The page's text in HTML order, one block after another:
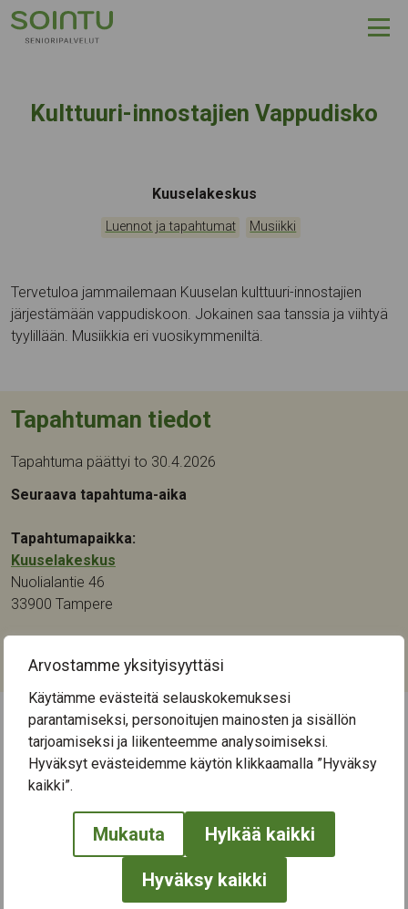
Arvostamme yksityisyyttäsi
Käytämme evästeitä selauskokemuksesi
parantamiseksi, personoitujen mainosten ja sisällön
tarjoamiseksi ja liikenteemme analysoimiseksi.
Hyväksyt evästeidemme käytön klikkaamalla ”Hyväksy
kaikki”.
Mukauta Hylkää kaikki
Hyväksy kaikki
Hyppää sisältöön
Kulttuuri-innostajien Vappudisko
Tapahtumapaikka:
Kuuselakeskus
Kategoriat:
Luennot ja tapahtumat Musiikki
Tervetuloa jammailemaan Kuuselan kulttuuri-innostajien
järjestämään vappudiskoon. Jokainen saa tanssia ja viihtyä
tyylillään. Musiikkia eri vuosikymmeniltä.
Tapahtuman tiedot
Tapahtuma päättyi to 30.4.2026
Seuraava tapahtuma-aika
Tapahtumapaikka:
Kuuselakeskus
Nuolialantie 46
33900 Tampere
Luennot ja tapahtumat,Musiikki
← Näytä kaikki tapahtumat